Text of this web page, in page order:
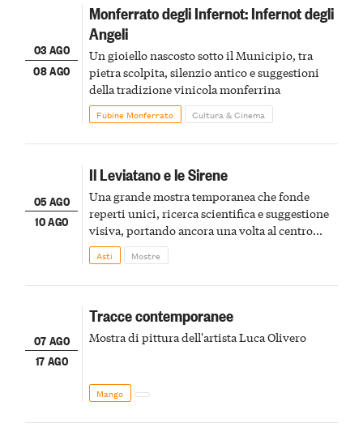
03 AGO
08 AGO
Monferrato degli Infernot: Infernot degli
Angeli
Un gioiello nascosto sotto il Municipio, tra
pietra scolpita, silenzio antico e suggestioni
della tradizione vinicola monferrina
Fubine Monferrato Cultura & Cinema
05 AGO
10 AGO
Il Leviatano e le Sirene
Una grande mostra temporanea che fonde
reperti unici, ricerca scientifica e suggestione
visiva, portando ancora una volta al centro
della scena le meraviglie del passato astigiano
Asti Mostre
07 AGO
17 AGO
Tracce contemporanee
Mostra di pittura dell'artista Luca Olivero
Mango